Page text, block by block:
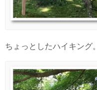
ちょっとしたハイキング。